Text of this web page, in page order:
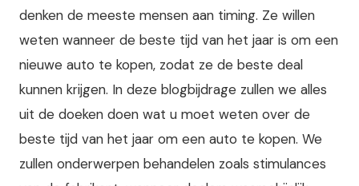
denken de meeste mensen aan timing. Ze willen
weten wanneer de beste tijd van het jaar is om een
nieuwe auto te kopen, zodat ze de beste deal
kunnen krijgen. In deze blogbijdrage zullen we alles
uit de doeken doen wat u moet weten over de
beste tijd van het jaar om een auto te kopen. We
zullen onderwerpen behandelen zoals stimulances